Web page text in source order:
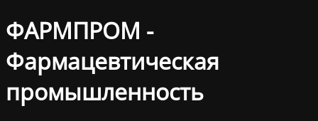
ФАРМПРОМ -
Фармацевтическая
промышленность